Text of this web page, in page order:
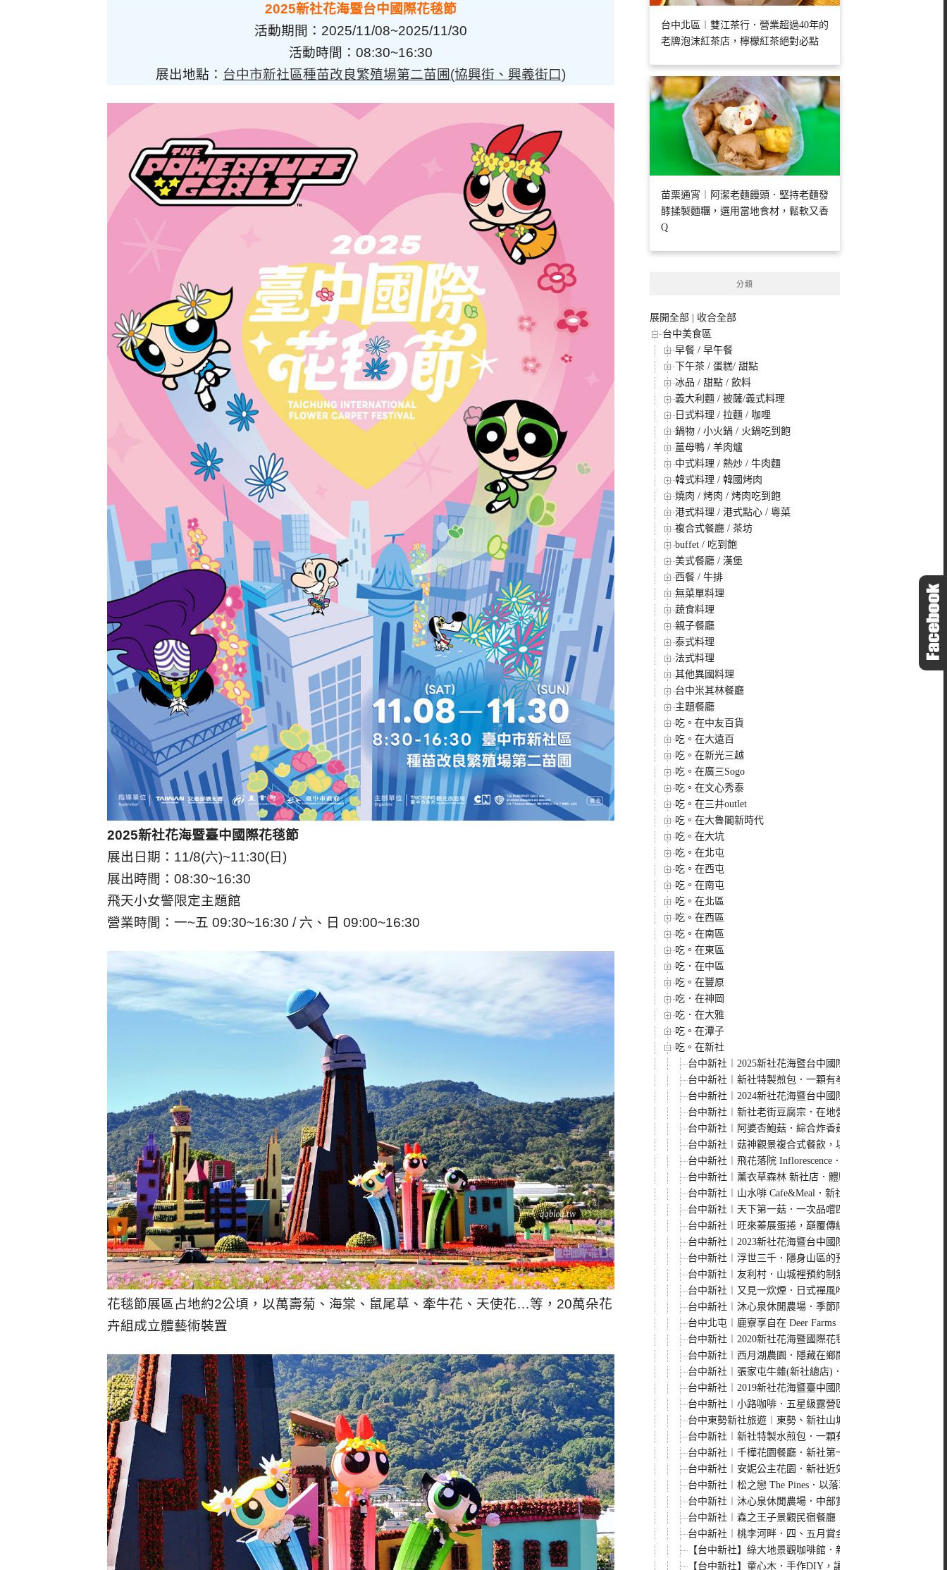
2025新社花海暨台中國際花毯節
活動期間：2025/11/08~2025/11/30
活動時間：08:30~16:30
展出地點： 台中市新社區種苗改良繁殖場第二苗圃(協興街、興義街口)
2025新社花海暨臺中國際花毯節
展出日期：11/8(六)~11:30(日)
展出時間：08:30~16:30
飛天小女警限定主題館
營業時間：一~五 09:30~16:30 / 六、日 09:00~16:30
花毯節展區占地約2公頃，以萬壽菊、海棠、鼠尾草、牽牛花、天使花…等，20萬朵花
卉組成立體藝術裝置
台中北區︱雙江茶行．營業超過40年的
老牌泡沫紅茶店，檸檬紅茶絕對必點
苗栗通宵︱阿潔老麵饅頭．堅持老麵發
酵揉製麵糰，選用當地食材，鬆軟又香
Q
分類
展開全部
收合全部
台中美食區
早餐 / 早午餐
下午茶 / 蛋糕/ 甜點
冰品 / 甜點 / 飲料
義大利麵 / 披薩/義式料理
日式料理 / 拉麵 / 咖哩
鍋物 / 小火鍋 / 火鍋吃到飽
薑母鴨 / 羊肉爐
中式料理 / 熱炒 / 牛肉麵
韓式料理 / 韓國烤肉
燒肉 / 烤肉 / 烤肉吃到飽
港式料理 / 港式點心 / 粵菜
複合式餐廳 / 茶坊
buffet / 吃到飽
美式餐廳 / 漢堡
西餐 / 牛排
無菜單料理
蔬食料理
親子餐廳
泰式料理
法式料理
其他異國料理
台中米其林餐廳
主題餐廳
吃。在中友百貨
吃。在大遠百
吃。在新光三越
吃。在廣三Sogo
吃。在文心秀泰
吃。在三井outlet
吃。在大魯閣新時代
吃。在大坑
吃。在北屯
吃。在西屯
吃。在南屯
吃。在北區
吃。在西區
吃。在南區
吃。在東區
吃．在中區
吃。在豐原
吃．在神岡
吃．在大雅
吃。在潭子
吃。在新社
台中新社︱2025新社花海暨台中國際花毯節．以卡通飛天
台中新社︱新社特製煎包．一顆有拳頭大小水煎包，料多
台中新社︱2024新社花海暨台中國際花毯節．悠遊太空花
台中新社︱新社老街豆腐宗．在地營業超過50年老店，鹹
台中新社︱阿婆杏鮑菇．綜合炸香菇、烤杏鮑菇必需來一
台中新社︱菇神觀景複合式餐飲，以菇類為主的火鍋餐廳
台中新社︱飛花落院 Inflorescence．新社絕美無菜單料理
台中新社︱薰衣草森林 新社店．體驗一日香草生活，在森
台中新社︱山水啡 Cafe&Meal．新社歐風景觀餐廳，還有
台中新社︱天下第一菇．一次品嚐四種酥炸鮮菇，酥脆鹹香
台中新社︱旺來蓁展蛋捲，巔覆傳統蛋捲印象，千層脆餅
台中新社︱2023新社花海暨台中國際花毯節，16米高的立
台中新社︱浮世三千．隱身山區的預約制無菜單料理景觀
台中新社︱友利村．山城裡預約制無菜單料理，溫室玻璃
台中新社︱又見一炊煙．日式禪風唯美餐廳，提供無菜單
台中新社︱沐心泉休閒農場．季節限定白雪木、黃金楓登
台中北屯︱鹿寮享自在 Deer Farms．玻璃屋景觀餐廳，餐
台中新社︱2020新社花海暨國際花毯節-愛麗絲的花境冒
台中新社︱西月湖農園．隱藏在鄉間小路的人氣餐廳，推
台中新社︱張家屯牛雜(新社總店)．不只是牛雜，全牛料理
台中新社︱2019新社花海暨臺中國際花毯節-愛與希望 小
台中新社︱小路咖啡．五星級露營區附設咖啡廳，以飲品
台中東勢新社旅遊︱東勢、新社山城一日小旅行．美食+小
台中新社︱新社特製水煎包．一顆有拳頭大小水煎包，料
台中新社︱千樺花園餐廳．新社第一家庭園咖啡餐廳，在
台中新社︱安妮公主花園．新社近郊庭園咖啡餐廳，走入
台中新社︱松之戀 The Pines．以落羽松為主題的玻璃屋景
台中新社︱沐心泉休閒農場．中部賞金針花最佳景點，滿
台中新社︱森之王子景觀民宿餐廳．安妮公主另一品牌，
台中新社︱桃李河畔．四、五月賞金針花，冬天可以看櫻
【台中新社】綠大地景觀咖啡館．新社美景的秘境，群山
【台中新社】童心木．手作DIY，讓小朋友發揮創作力，還